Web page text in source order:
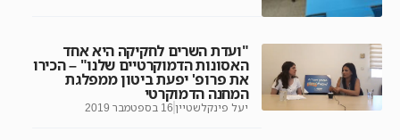
"ועדת השרים לחקיקה היא אחד
האסונות הדמוקרטיים שלנו" – הכירו
את פרופ' יפעת ביטון ממפלגת
המחנה הדמוקרטי
יעל פינקלשטיין 16 בספטמבר 2019